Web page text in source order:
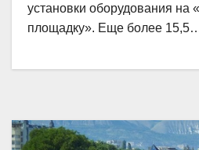
установки оборудования на
площадку». Еще более